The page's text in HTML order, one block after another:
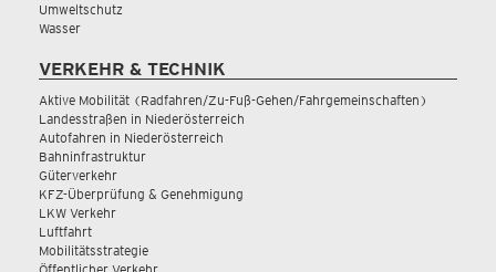
Umweltschutz
Wasser
VERKEHR & TECHNIK
Aktive Mobilität (Radfahren/Zu-Fuß-Gehen/Fahrgemeinschaften)
Landesstraßen in Niederösterreich
Autofahren in Niederösterreich
Bahninfrastruktur
Güterverkehr
KFZ-Überprüfung & Genehmigung
LKW Verkehr
Luftfahrt
Mobilitätsstrategie